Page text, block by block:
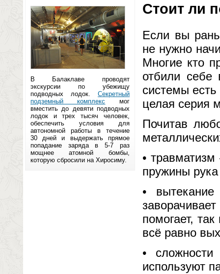
В Балаклаве проводят
экскурсии по убежищу
подводных лодок. Секретный
подземный комплекс мог
вместить до девяти подводных
лодок и трех тысяч человек,
обеспечить условия для
автономной работы в течение
30 дней и выдержать прямое
попадание заряда в 5-7 раз
мощнее атомной бомбы,
которую сбросили на Хиросиму.
Стоит ли
Если вы
не нужно
Многие кто
отбили себе
системы
целая серия
Почитав
•
пружины рука
•
помогает,
всё равно
•
используют